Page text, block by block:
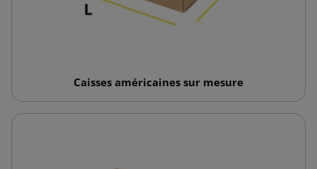
Caisses américaines sur mesure